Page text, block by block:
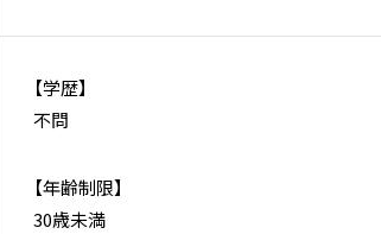
【学歴】
不問
【年齢制限】
30歳未満